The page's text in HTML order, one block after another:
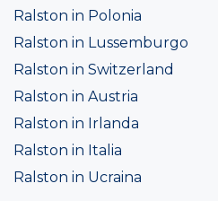
Ralston in Polonia
Ralston in Lussemburgo
Ralston in Switzerland
Ralston in Austria
Ralston in Irlanda
Ralston in Italia
Ralston in Ucraina